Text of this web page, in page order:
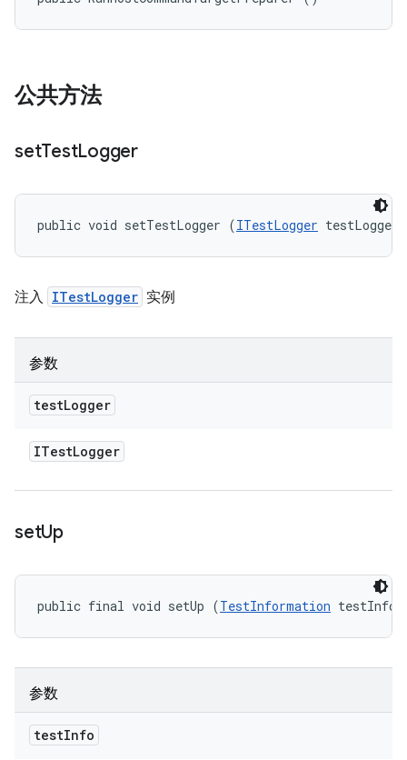
公共方法
setTestLogger
public void setTestLogger (ITestLogger testLogger)
注入 ITestLogger 实例
参数
testLogger
ITestLogger
setUp
public final void setUp (TestInformation testInfo)
参数
testInfo